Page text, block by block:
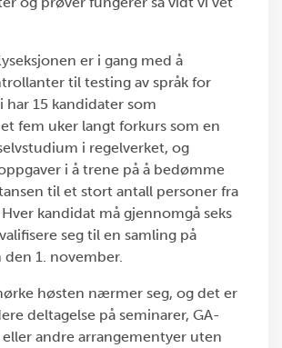
er i gang med å
til testing av språk for
har 15 kandidater som
fem uker langt forkurs som en
i regelverket, og
i å trene på å bedømme
til et stort antall personer fra
kandidat må gjennomgå seks
seg til en samling på
1. november.
høsten nærmer seg, og det er
deltagelse på seminarer, GA-
andre arrangementyer uten